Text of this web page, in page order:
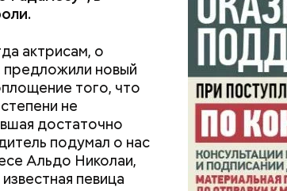
актрисам, о
предложили новый
того, что
не
достаточно
подумал о нас
Альдо Николаи,
певица